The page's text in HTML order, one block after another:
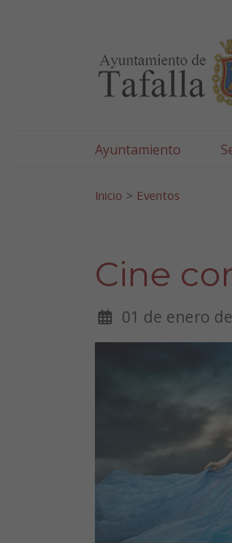
Ayuntamiento
Inicio > Eventos
Cine
01 de enero